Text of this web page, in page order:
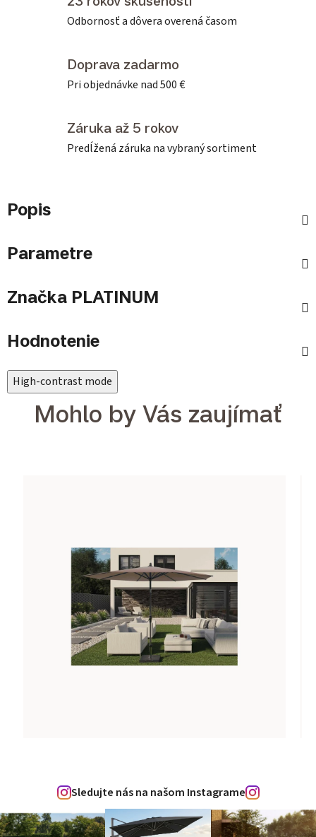
Odbornosť a dôvera overená časom
Doprava zadarmo
Pri objednávke nad 500 €
Záruka až 5 rokov
Predĺžená záruka na vybraný sortiment
Popis
Parametre
Značka PLATINUM
Hodnotenie
High-contrast mode
Mohlo by Vás zaujímať
Sledujte nás na našom Instagrame